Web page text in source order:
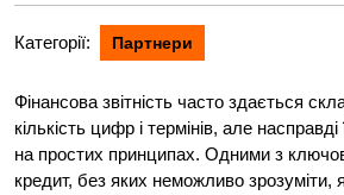
Категорії: Партнери
Фінансова звітність часто здається
кількість цифр і термінів, але
на простих принципах. Одними з
кредит, без яких неможливо зрозуміти,